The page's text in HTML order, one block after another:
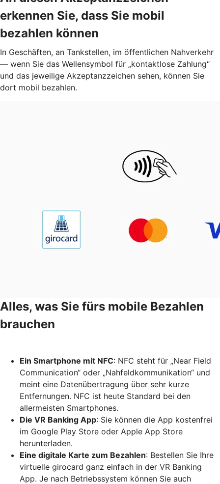
erkennen Sie, dass Sie mobil
bezahlen können
In Geschäften, an Tankstellen, im öffentlichen Nahverkehr
— wenn Sie das Wellensymbol für „kontaktlose Zahlung“
und das jeweilige Akzeptanzzeichen sehen, können Sie
dort mobil bezahlen.
Alles, was Sie fürs mobile Bezahlen
brauchen
Ein Smartphone mit NFC: NFC steht für „Near Field
Communication“ oder „Nahfeldkommunikation“ und
meint eine Datenübertragung über sehr kurze
Entfernungen. NFC ist heute Standard bei den
allermeisten Smartphones.
Die VR Banking App: Sie können die App kostenfrei
im Google Play Store oder Apple App Store
herunterladen.
Eine digitale Karte zum Bezahlen: Bestellen Sie Ihre
virtuelle girocard ganz einfach in der VR Banking
App. Je nach Betriebssystem können Sie auch